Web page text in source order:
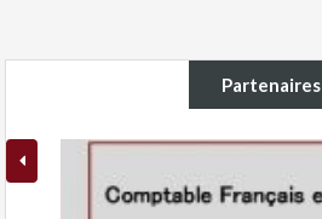
Partenaires